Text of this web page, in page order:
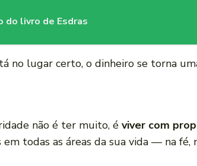
do livro de Esdras
no lugar certo, o dinheiro se torna
não é ter muito, é viver com
todas as áreas da sua vida — na fé,